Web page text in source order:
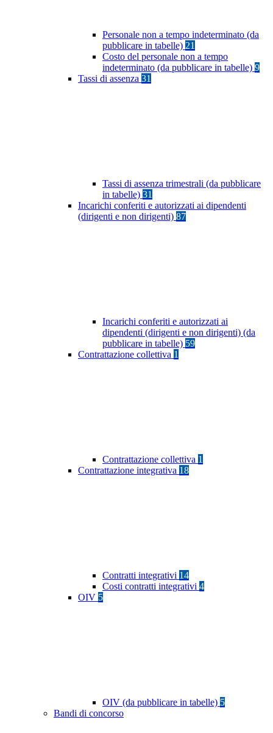
Personale non a tempo indeterminato (da
pubblicare in tabelle) 21
Costo del personale non a tempo
indeterminato (da pubblicare in tabelle) 9
Tassi di assenza 31
Tassi di assenza trimestrali (da pubblicare
in tabelle) 31
Incarichi conferiti e autorizzati ai dipendenti
(dirigenti e non dirigenti) 87
Incarichi conferiti e autorizzati ai
dipendenti (dirigenti e non dirigenti) (da
pubblicare in tabelle) 59
Contrattazione collettiva 1
Contrattazione collettiva 1
Contrattazione integrativa 18
Contratti integrativi 14
Costi contratti integrativi 4
OIV 5
OIV (da pubblicare in tabelle) 5
Bandi di concorso